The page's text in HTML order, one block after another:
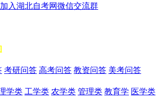
加入湖北自考网微信交流群
考研问答 高考问答 教资问答 美考问答
学类 工学类 农学类 管理类 教育学 医学类